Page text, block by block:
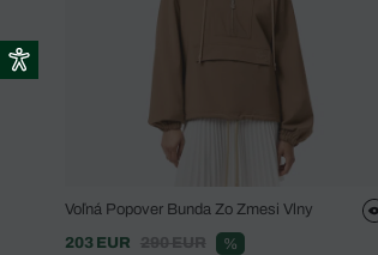
Voľná Popover Bunda Zo Zmesi Vlny
203 EUR
290 EUR %